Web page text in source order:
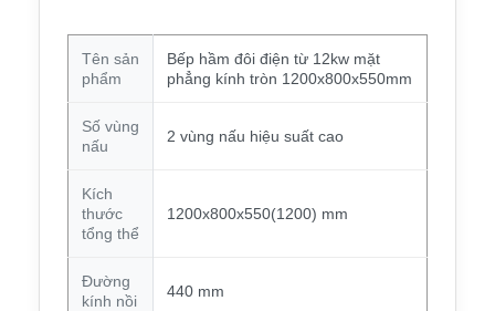
Tên sản
phẩm
Bếp hầm đôi điện từ 12kw mặt
phẳng kính tròn 1200x800x550mm
Số vùng
nấu
2 vùng nấu hiệu suất cao
Kích
thước
tổng thể
1200x800x550(1200) mm
Đường
kính nồi
440 mm